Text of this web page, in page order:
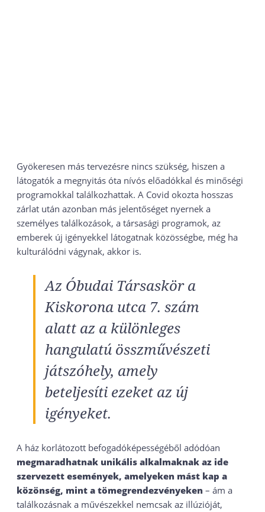
Gyökeresen más tervezésre nincs szükség, hiszen a
látogatók a megnyitás óta nívós előadókkal és minőségi
programokkal találkozhattak. A Covid okozta hosszas
zárlat után azonban más jelentőséget nyernek a
személyes találkozások, a társasági programok, az
emberek új igényekkel látogatnak közösségbe, még ha
kulturálódni vágynak, akkor is.
Az Óbudai Társaskör a
Kiskorona utca 7. szám
alatt az a különleges
hangulatú összművészeti
játszóhely, amely
beteljesíti ezeket az új
igényeket.
A ház korlátozott befogadóképességéből adódóan
megmaradhatnak unikális alkalmaknak az ide
szervezett események, amelyeken mást kap a
közönség, mint a tömegrendezvényeken – ám a
találkozásnak a művészekkel nemcsak az illúzióját,